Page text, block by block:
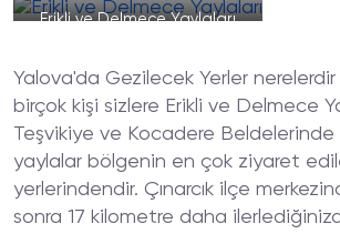
Erikli ve Delmece Yaylaları
Yalova'da Gezilecek Yerler nerelerdir
birçok kişi sizlere Erikli ve Delmece
Teşvikiye ve Kocadere Beldelerinde
yaylalar bölgenin en çok ziyaret
yerlerindendir. Çınarcık ilçe
sonra 17 kilometre daha